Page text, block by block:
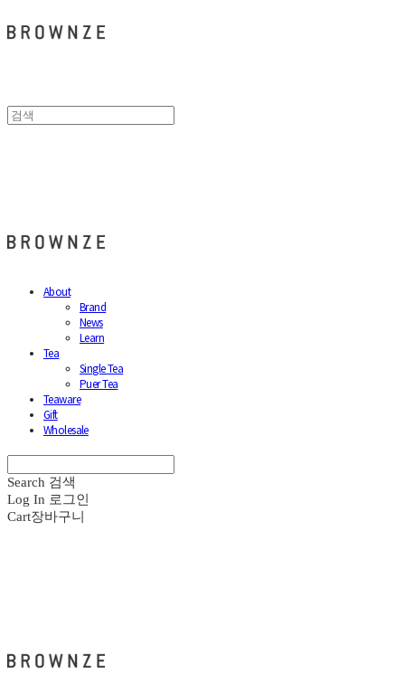
About
Brand
News
Learn
Tea
Single Tea
Puer Tea
Teaware
Gift
Wholesale
Search 검색
Log In 로그인
Cart장바구니